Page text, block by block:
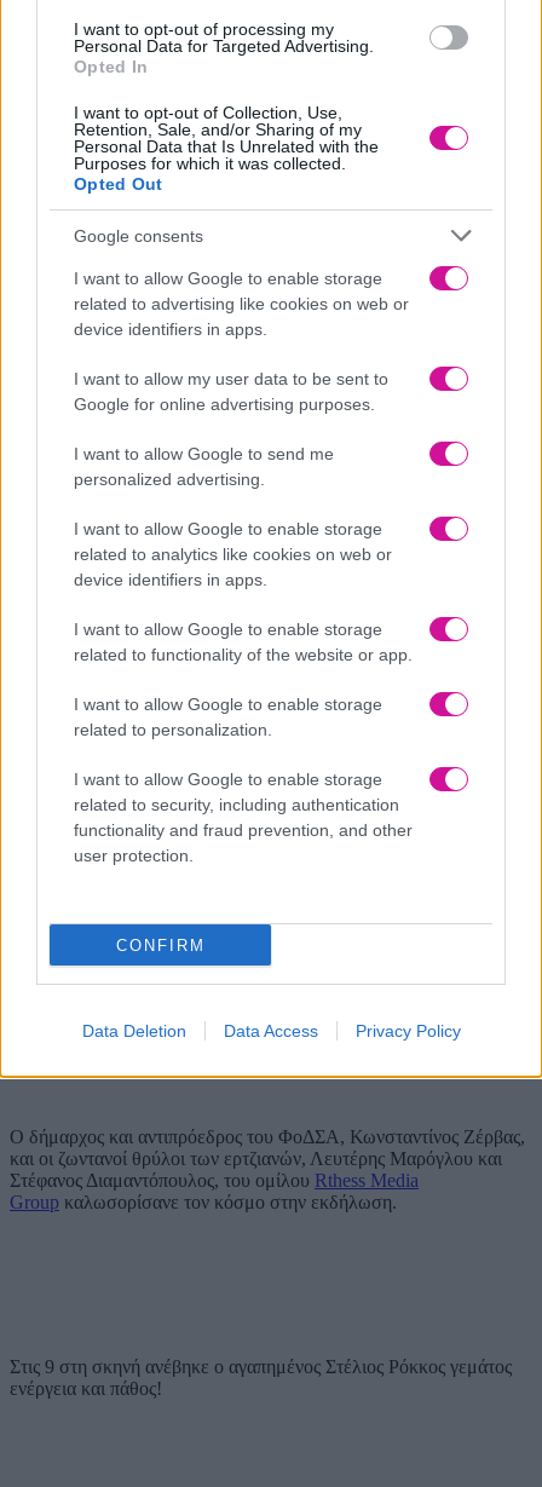
I want to opt-out of processing my
Personal Data for Targeted Advertising.
Opted In
I want to opt-out of Collection, Use,
Retention, Sale, and/or Sharing of my
Personal Data that Is Unrelated with the
Purposes for which it was collected.
Opted Out
Google consents
I want to allow Google to enable storage
related to advertising like cookies on web or
device identifiers in apps.
I want to allow my user data to be sent to
Google for online advertising purposes.
I want to allow Google to send me
personalized advertising.
I want to allow Google to enable storage
related to analytics like cookies on web or
device identifiers in apps.
I want to allow Google to enable storage
related to functionality of the website or app.
I want to allow Google to enable storage
related to personalization.
I want to allow Google to enable storage
related to security, including authentication
functionality and fraud prevention, and other
user protection.
CONFIRM
Data Deletion Data Access Privacy Policy
κοινό για τον καφέ κάδο και πώς οι μικρές αλλαγές στην
καθημερινότητά μας θα σταθεί καταλύτης στη μείωση του
περιβαλλοντικού μας αποτυπώματος.
Άνθρωποι όλων των ηλικιών, δημότες ή ξενομερίτες, μικροί
μεγάλοι, τουρίστες, κοντοστέκονταν για να μάθουν για το
φεστιβάλ, για τη φιλοσοφία που είναι αναγκαίο να γίνει στάση ζωής
προκειμένου να βοηθήσουμε τον πλανήτη.
Τα υπαίθρια εργαστήρια μεταποίησης υφασμάτων, ανακύκλωσης,
ανακατασκευής, επαναχρησιμοποίησης αντικειμένων από
μαγνήτισαν το ενδιαφέρον όσων βρεθήκαμε από τις 5
Χωρίς το νερόΔιόςπου μας ξεδίψασε δεν θα ήταν τίποτα εφικτό.
Εξάλλου… η προστασία είναι στη φύση του.
χορηγός της διοργάνωσης.
Ο δήμαρχος και αντιπρόεδρος του ΦοΔΣΑ, Κωνσταντίνος Ζέρβας,
και οι ζωντανοί θρύλοι των ερτζιανών, Λευτέρης Μαρόγλου και
Στέφανος Διαμαντόπουλος, του ομίλου Rthess Media
Group καλωσορίσανε τον κόσμο στην εκδήλωση.
Στις 9 στη σκηνή ανέβηκε ο αγαπημένος Στέλιος Ρόκκος γεμάτος
ενέργεια και πάθος!